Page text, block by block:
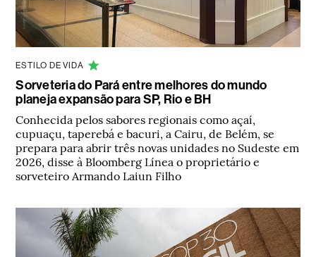
ESTILO DE VIDA
Sorveteria do Pará entre melhores do mundo
planeja expansão para SP, Rio e BH
Conhecida pelos sabores regionais como açaí,
cupuaçu, taperebá e bacuri, a Cairu, de Belém, se
prepara para abrir três novas unidades no Sudeste em
2026, disse à Bloomberg Línea o proprietário e
sorveteiro Armando Laiun Filho